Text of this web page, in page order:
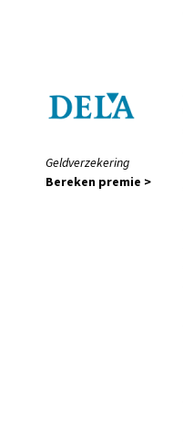
Geldverzekering
Bereken premie >